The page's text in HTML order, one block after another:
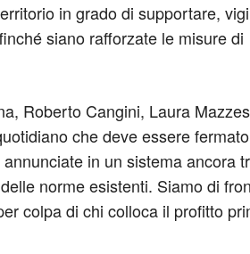
in grado di supportare,
siano rafforzate le misure di
Roberto Cangini, Laura
che deve essere
in un sistema ancora
norme esistenti. Siamo di
colpa di chi colloca il profitto